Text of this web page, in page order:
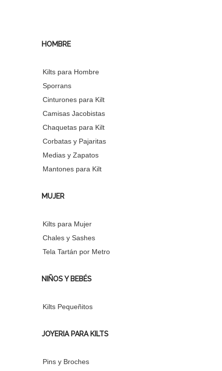
HOMBRE
Kilts para Hombre
Sporrans
Cinturones para Kilt
Camisas Jacobistas
Chaquetas para Kilt
Corbatas y Pajaritas
Medias y Zapatos
Mantones para Kilt
MUJER
Kilts para Mujer
Chales y Sashes
Tela Tartán por Metro
NIÑOS Y BEBÉS
Kilts Pequeñitos
JOYERIA PARA KILTS
Pins y Broches